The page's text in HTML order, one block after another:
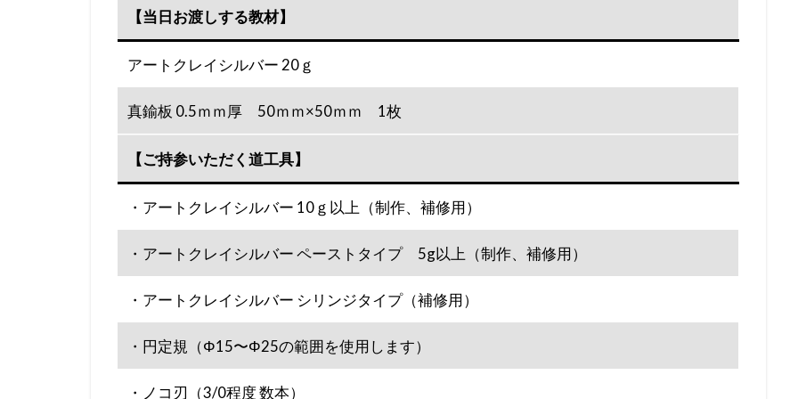
【当日お渡しする教材】
アートクレイシルバー 20ｇ
真鍮板 0.5ｍｍ厚 50ｍｍ×50ｍｍ 1枚
【ご持参いただく道工具】
・アートクレイシルバー 10ｇ以上（制作、補修用）
・アートクレイシルバー ペーストタイプ 5g以上（制作、補修用）
・アートクレイシルバー シリンジタイプ（補修用）
・円定規（Φ15〜Φ25の範囲を使用します）
・ノコ刃（3/0程度 数本）